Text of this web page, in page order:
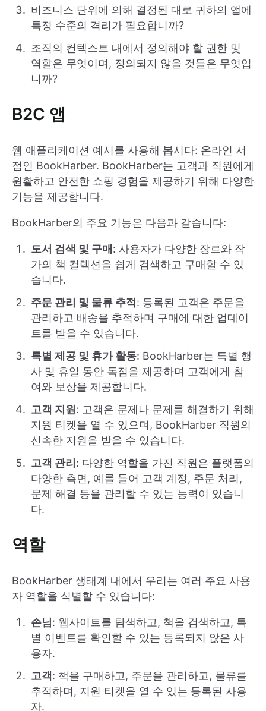
비즈니스 단위에 의해 결정된 대로 귀하의 앱에
특정 수준의 격리가 필요합니까?
조직의 컨텍스트 내에서 정의해야 할 권한 및
역할은 무엇이며, 정의되지 않을 것들은 무엇입
니까?
B2C 앱
웹 애플리케이션 예시를 사용해 봅시다: 온라인 서
점인 BookHarber. BookHarber는 고객과 직원에게
원활하고 안전한 쇼핑 경험을 제공하기 위해 다양한
기능을 제공합니다.
BookHarber의 주요 기능은 다음과 같습니다:
도서 검색 및 구매: 사용자가 다양한 장르와 작
가의 책 컬렉션을 쉽게 검색하고 구매할 수 있
습니다.
주문 관리 및 물류 추적: 등록된 고객은 주문을
관리하고 배송을 추적하며 구매에 대한 업데이
트를 받을 수 있습니다.
특별 제공 및 휴가 활동: BookHarber는 특별 행
사 및 휴일 동안 독점을 제공하며 고객에게 참
여와 보상을 제공합니다.
고객 지원: 고객은 문제나 문제를 해결하기 위해
지원 티켓을 열 수 있으며, BookHarber 직원의
신속한 지원을 받을 수 있습니다.
고객 관리: 다양한 역할을 가진 직원은 플랫폼의
다양한 측면, 예를 들어 고객 계정, 주문 처리,
문제 해결 등을 관리할 수 있는 능력이 있습니
다.
역할
BookHarber 생태계 내에서 우리는 여러 주요 사용
자 역할을 식별할 수 있습니다:
손님: 웹사이트를 탐색하고, 책을 검색하고, 특
별 이벤트를 확인할 수 있는 등록되지 않은 사
용자.
고객: 책을 구매하고, 주문을 관리하고, 물류를
추적하며, 지원 티켓을 열 수 있는 등록된 사용
자.